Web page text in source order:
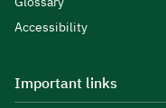
Accessibility
Important links